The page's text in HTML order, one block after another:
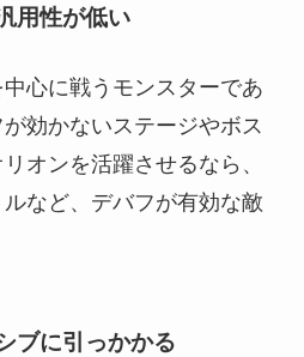
用性が低い
心に戦うモンスターであ
効かないステージやボス
オンを活躍させるなら、
など、デバフが有効な敵
ブに引っかかる